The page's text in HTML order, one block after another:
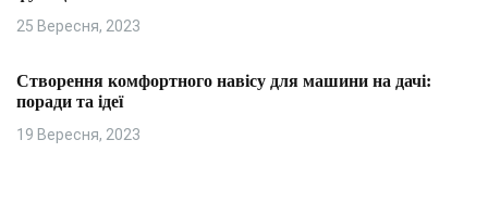
25 Вересня, 2023
Створення комфортного навісу для машини на дачі:
поради та ідеї
19 Вересня, 2023